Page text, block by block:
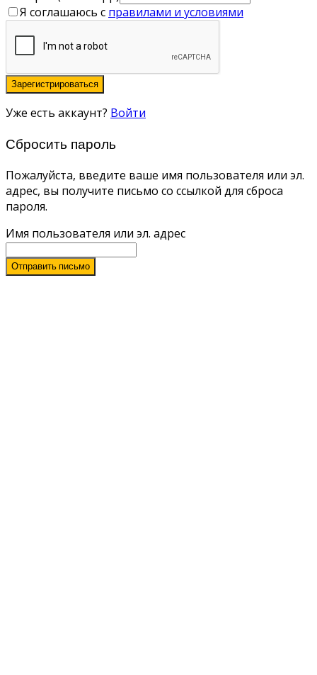
Я соглашаюсь с правилами и условиями
Зарегистрироваться
Уже есть аккаунт? Войти
Сбросить пароль
Пожалуйста, введите ваше имя пользователя или эл.
адрес, вы получите письмо со ссылкой для сброса
пароля.
Имя пользователя или эл. адрес
Отправить письмо